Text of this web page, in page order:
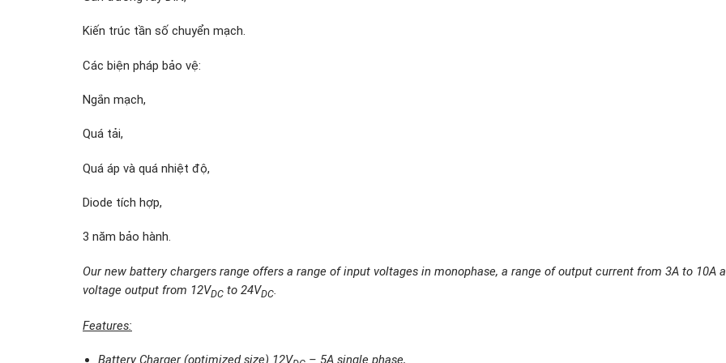
Kiến trúc tần số chuyển mạch.
Các biện pháp bảo vệ:
Ngắn mạch,
Quá tải,
Quá áp và quá nhiệt độ,
Diode tích hợp,
3 năm bảo hành.
Our new battery chargers range offers a range of input voltages in monophase, a range of output current from 3A to 10A
voltage output from 12VDC to 24VDC.
Features: